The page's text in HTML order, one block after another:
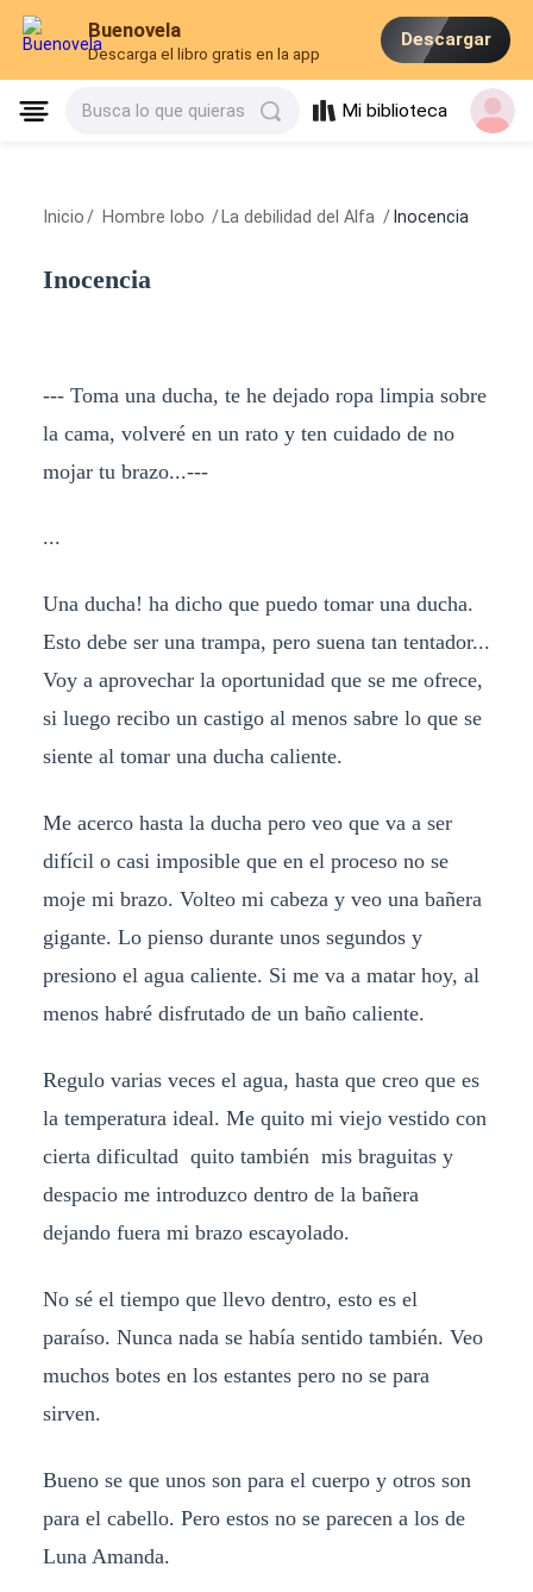
Buenovela
Descarga el libro gratis en la app
Descargar
Busca lo que quieras Mi biblioteca
Inicio / Hombre lobo / La debilidad del Alfa / Inocencia
Inocencia
--- Toma una ducha, te he dejado ropa limpia sobre
la cama, volveré en un rato y ten cuidado de no
mojar tu brazo...---
...
Una ducha! ha dicho que puedo tomar una ducha.
Esto debe ser una trampa, pero suena tan tentador...
Voy a aprovechar la oportunidad que se me ofrece,
si luego recibo un castigo al menos sabre lo que se
siente al tomar una ducha caliente.
Me acerco hasta la ducha pero veo que va a ser
difícil o casi imposible que en el proceso no se
moje mi brazo. Volteo mi cabeza y veo una bañera
gigante. Lo pienso durante unos segundos y
presiono el agua caliente. Si me va a matar hoy, al
menos habré disfrutado de un baño caliente.
Regulo varias veces el agua, hasta que creo que es
la temperatura ideal. Me quito mi viejo vestido con
cierta dificultad quito también mis braguitas y
despacio me introduzco dentro de la bañera
dejando fuera mi brazo escayolado.
No sé el tiempo que llevo dentro, esto es el
paraíso. Nunca nada se había sentido también. Veo
muchos botes en los estantes pero no se para
sirven.
Bueno se que unos son para el cuerpo y otros son
para el cabello. Pero estos no se parecen a los de
Luna Amanda.